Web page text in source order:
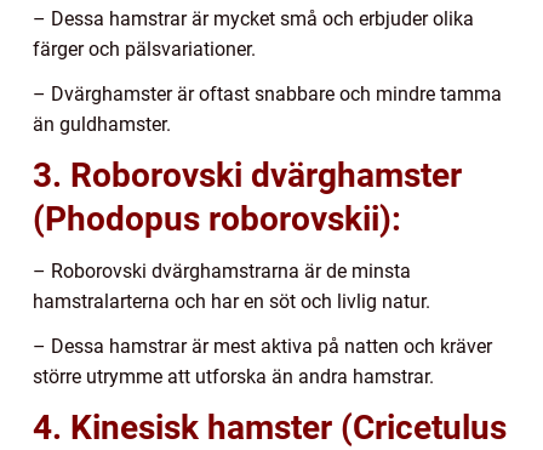
– Dessa hamstrar är mycket små och erbjuder olika
färger och pälsvariationer.
– Dvärghamster är oftast snabbare och mindre tamma
än guldhamster.
3. Roborovski dvärghamster
(Phodopus roborovskii):
– Roborovski dvärghamstrarna är de minsta
hamstralarterna och har en söt och livlig natur.
– Dessa hamstrar är mest aktiva på natten och kräver
större utrymme att utforska än andra hamstrar.
4. Kinesisk hamster (Cricetulus